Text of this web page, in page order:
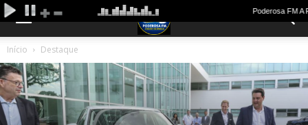
Início Destaque